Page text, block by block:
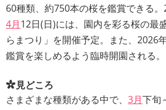
60種類、約750本の桜を鑑賞できる
4月12日(日)には、園内を彩る桜の最
らまつり」を開催予定。また、2026
鑑賞を楽しめるよう臨時開園される。
見どころ
さまざまな種類がある中で、 3月下旬